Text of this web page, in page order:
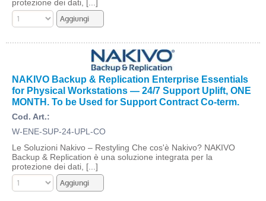
protezione dei dati, [...]
NAKIVO Backup & Replication Enterprise Essentials
for Physical Workstations — 24/7 Support Uplift, ONE
MONTH. To be Used for Support Contract Co-term.
Cod. Art.:
W-ENE-SUP-24-UPL-CO
Le Soluzioni Nakivo – Restyling Che cos'è Nakivo? NAKIVO
Backup & Replication è una soluzione integrata per la
protezione dei dati, [...]